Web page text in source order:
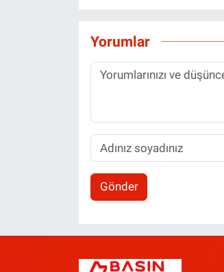
Yorumlar
Gönder